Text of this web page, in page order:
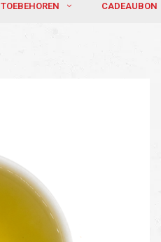
TOEBEHOREN CADEAUBON